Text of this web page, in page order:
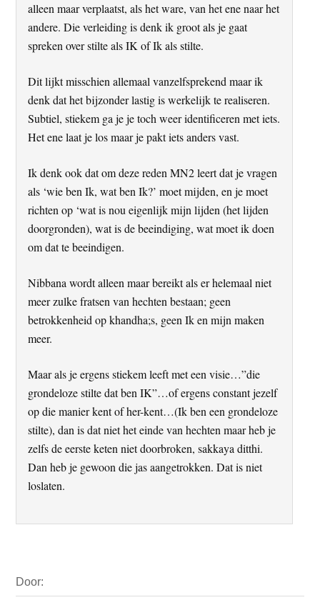
alleen maar verplaatst, als het ware, van het ene naar het
andere. Die verleiding is denk ik groot als je gaat
spreken over stilte als IK of Ik als stilte.
Dit lijkt misschien allemaal vanzelfsprekend maar ik
denk dat het bijzonder lastig is werkelijk te realiseren.
Subtiel, stiekem ga je je toch weer identificeren met iets.
Het ene laat je los maar je pakt iets anders vast.
Ik denk ook dat om deze reden MN2 leert dat je vragen
als ‘wie ben Ik, wat ben Ik?’ moet mijden, en je moet
richten op ‘wat is nou eigenlijk mijn lijden (het lijden
doorgronden), wat is de beeindiging, wat moet ik doen
om dat te beeindigen.
Nibbana wordt alleen maar bereikt als er helemaal niet
meer zulke fratsen van hechten bestaan; geen
betrokkenheid op khandha;s, geen Ik en mijn maken
meer.
Maar als je ergens stiekem leeft met een visie…”die
grondeloze stilte dat ben IK”…of ergens constant jezelf
op die manier kent of her-kent…(Ik ben een grondeloze
stilte), dan is dat niet het einde van hechten maar heb je
zelfs de eerste keten niet doorbroken, sakkaya ditthi.
Dan heb je gewoon die jas aangetrokken. Dat is niet
loslaten.
Sidebar
Door: